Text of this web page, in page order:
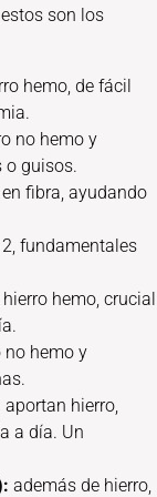
son los
hemo, de fácil
no hemo y
o guisos.
fibra, ayudando
fundamentales
hemo, crucial
no hemo y
aportan hierro,
a día. Un
además de hierro,